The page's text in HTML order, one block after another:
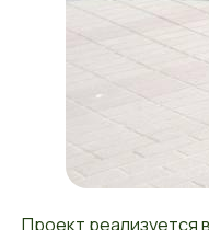
Проект реализуется